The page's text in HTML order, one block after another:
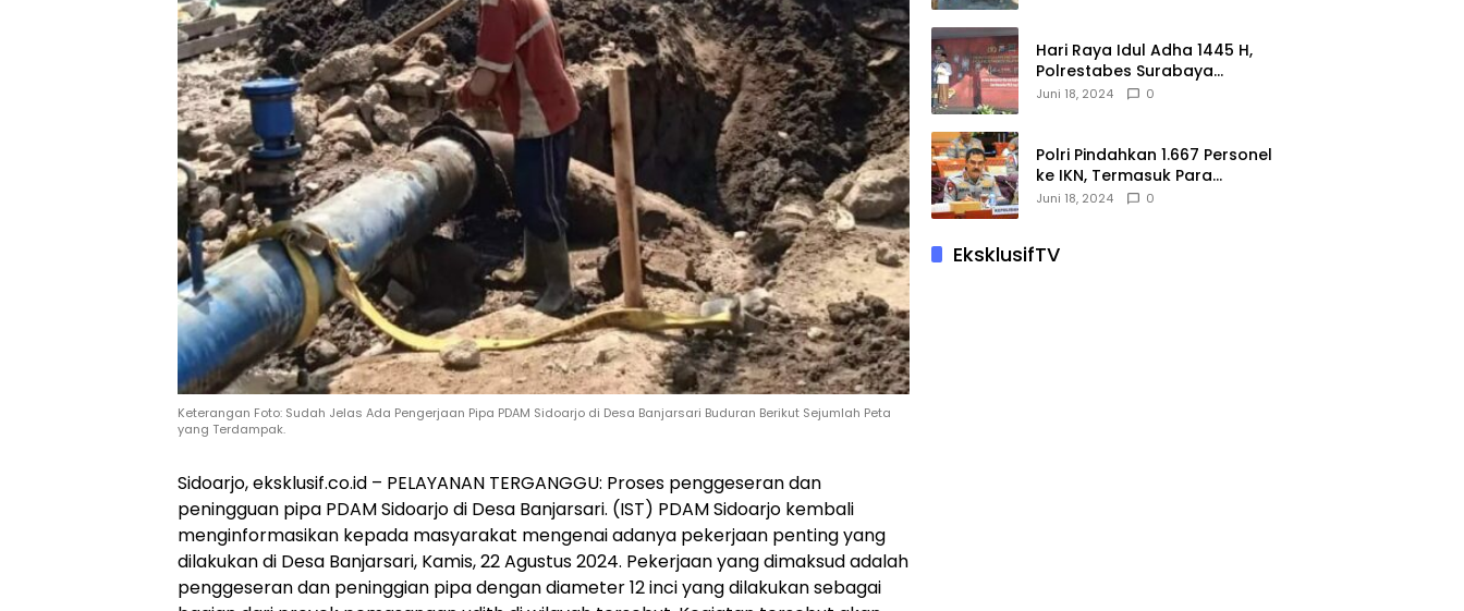
Keterangan Foto: Sudah Jelas Ada Pengerjaan Pipa PDAM Sidoarjo di Desa Banjarsari Buduran Berikut Sejumlah Peta
yang Terdampak.
Sidoarjo, eksklusif.co.id – PELAYANAN TERGANGGU: Proses penggeseran dan
peningguan pipa PDAM Sidoarjo di Desa Banjarsari. (IST) PDAM Sidoarjo kembali
menginformasikan kepada masyarakat mengenai adanya pekerjaan penting yang
dilakukan di Desa Banjarsari, Kamis, 22 Agustus 2024. Pekerjaan yang dimaksud adalah
penggeseran dan peninggian pipa dengan diameter 12 inci yang dilakukan sebagai
Hari Raya Idul Adha 1445 H,
Polrestabes Surabaya
Menerima dan Menyalurkan
Juni 18, 2024 0
Polri Pindahkan 1.667 Personel
ke IKN, Termasuk Para
Jenderal.
Juni 18, 2024 0
EksklusifTV